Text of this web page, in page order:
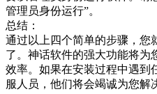
管理员身份运行”。
总结：
通过以上四个简单的步骤，您
了。神话软件的强大功能将为
效率。如果在安装过程中遇到
服人员，他们将会竭诚为您解